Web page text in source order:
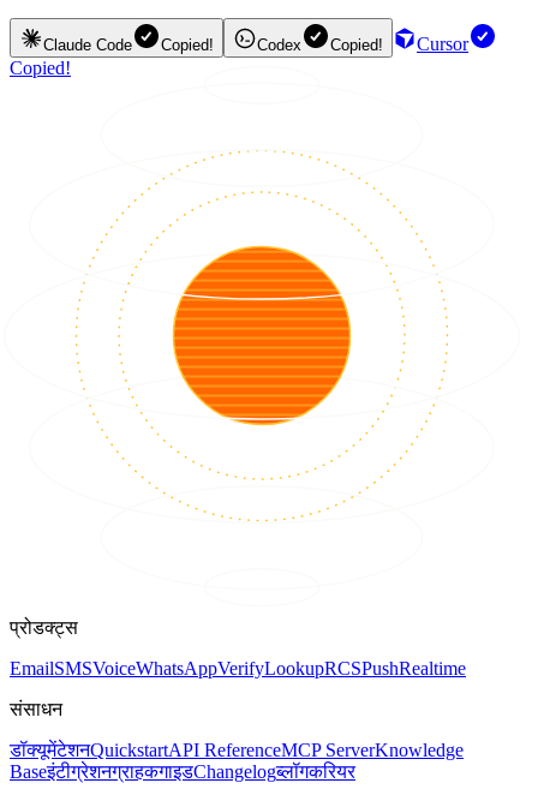
Claude Code Copied! Codex Copied!
Cursor
Copied!
प्रोडक्ट्स
EmailSMSVoiceWhatsAppVerifyLookupRCSPushRealtime
संसाधन
डॉक्यूमेंटेशनQuickstartAPI ReferenceMCP ServerKnowledge
Baseइंटीग्रेशनग्राहकगाइडChangelogब्लॉगकरियर